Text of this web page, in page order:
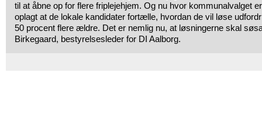
til at åbne op for flere friplejehjem. Og nu hvor kommunalvalget
oplagt at de lokale kandidater fortælle, hvordan de vil løse
50 procent flere ældre. Det er nemlig nu, at løsningerne skal
Birkegaard, bestyrelsesleder for DI Aalborg.